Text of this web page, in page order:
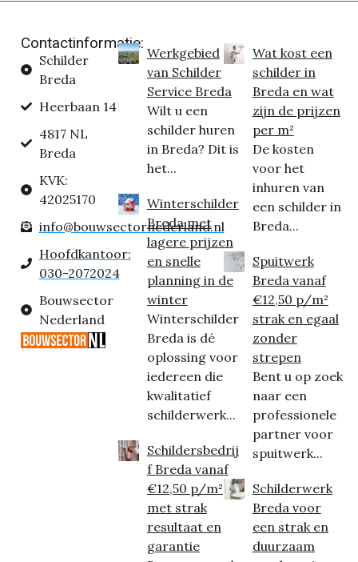
Contactinformatie:
Schilder
Breda
Heerbaan 14
4817 NL
Breda
KVK:
42025170
info@bouwsectornederland.nl
Hoofdkantoor:
030-2072024
Bouwsector
Nederland
Werkgebied
van Schilder
Service Breda
Wilt u een
schilder huren
in Breda? Dit is
het...
Winterschilder
Breda met
lagere prijzen
en snelle
planning in de
winter
Winterschilder
Breda is dé
oplossing voor
iedereen die
kwalitatief
schilderwerk...
Schildersbedrij
f Breda vanaf
€12,50 p/m²
met strak
resultaat en
garantie
Wat kost een
schilder in
Breda en wat
zijn de prijzen
per m²
De kosten
voor het
inhuren van
een schilder in
Breda...
Spuitwerk
Breda vanaf
€12,50 p/m²
strak en egaal
zonder
strepen
Bent u op zoek
naar een
professionele
partner voor
spuitwerk...
Schilderwerk
Breda voor
een strak en
duurzaam